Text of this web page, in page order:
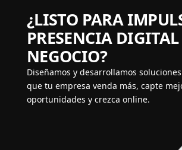
¿LISTO PARA
PRESENCIA
NEGOCIO?
Diseñamos y desarrollamos
que tu empresa venda más, capte
oportunidades y crezca online.